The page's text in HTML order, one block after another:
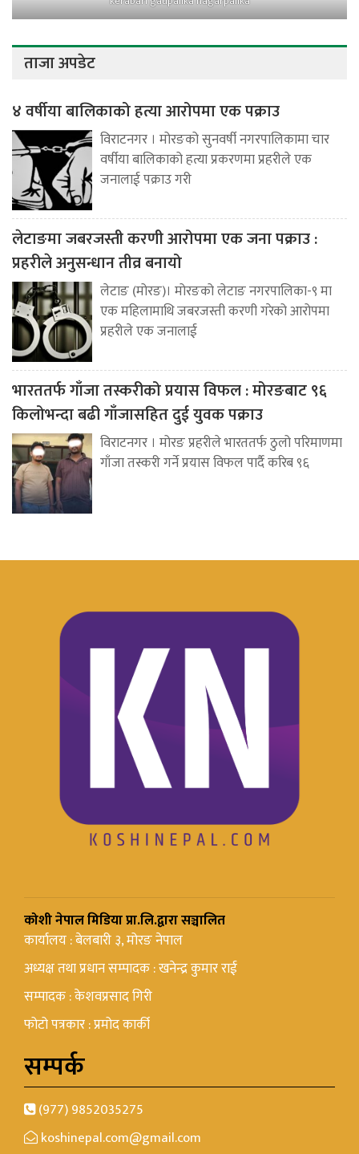
ताजा अपडेट
४ वर्षीया बालिकाको हत्या आरोपमा एक पक्राउ
विराटनगर । मोरङको सुनवर्षी नगरपालिकामा चार
वर्षीया बालिकाको हत्या प्रकरणमा प्रहरीले एक
जनालाई पक्राउ गरी
लेटाङमा जबरजस्ती करणी आरोपमा एक जना पक्राउ :
प्रहरीले अनुसन्धान तीव्र बनायो
लेटाङ (मोरङ)। मोरङको लेटाङ नगरपालिका-९ मा
एक महिलामाथि जबरजस्ती करणी गरेको आरोपमा
प्रहरीले एक जनालाई
भारततर्फ गाँजा तस्करीको प्रयास विफल : मोरङबाट ९६
किलोभन्दा बढी गाँजासहित दुई युवक पक्राउ
विराटनगर । मोरङ प्रहरीले भारततर्फ ठुलो परिमाणमा
गाँजा तस्करी गर्ने प्रयास विफल पार्दै करिब ९६
कोशी नेपाल मिडिया प्रा.लि.द्वारा सञ्चालित
कार्यालय : बेलबारी ३, मोरङ नेपाल
अध्यक्ष तथा प्रधान सम्पादक : खनेन्द्र कुमार राई
सम्पादक : केशवप्रसाद गिरी
फोटो पत्रकार : प्रमोद कार्की
सम्पर्क
(977) 9852035275
koshinepal.com@gmail.com